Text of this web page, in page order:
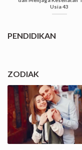
Usia 43
PENDIDIKAN
ZODIAK